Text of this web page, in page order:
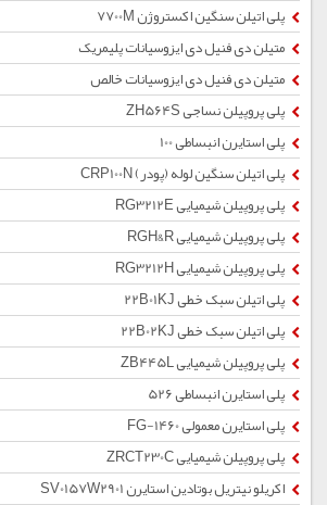
پلی اتیلن سنگین اکستروژن 7700M
متیلن دی فنیل دی ایزوسیانات پلیمریک
متیلن دی فنیل دی ایزوسیانات خالص
پلی پروپیلن نساجی ZH564S
پلی استایرن انبساطی 100
پلی اتیلن سنگین لوله (پودر) CRP100N
پلی پروپیلن شیمیایی RG3212E
پلی پروپیلن شیمیایی RGH&R
پلی پروپیلن شیمیایی RG3212H
پلی اتیلن سبک خطی 22B01KJ
پلی اتیلن سبک خطی 22B02KJ
پلی پروپیلن شیمیایی ZB445L
پلی استایرن انبساطی 526
پلی استایرن معمولی 1460-FG
پلی پروپیلن شیمیایی ZRCT230C
اکریلو نیتریل بوتادین استایرن SV0157W2901